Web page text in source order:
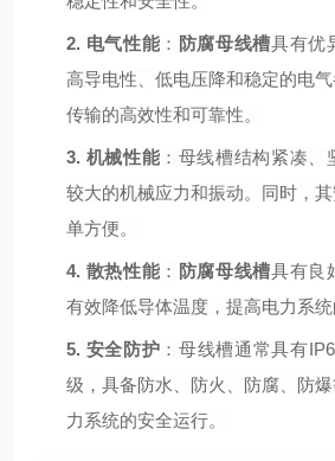
2. 电气性能 ： 防腐母线槽具有优
高导电性、低电压降和稳定的电
传输的高效性和可靠性。
3. 机械性能 ：母线槽结构紧凑
较大的机械应力和振动。同时，
单方便。
4. 散热性能 ： 防腐母线槽具有良
有效降低导体温度，提高电力系统
5. 安全防护 ：母线槽通常具有
级，具备防水、防火、防腐、防
力系统的安全运行。